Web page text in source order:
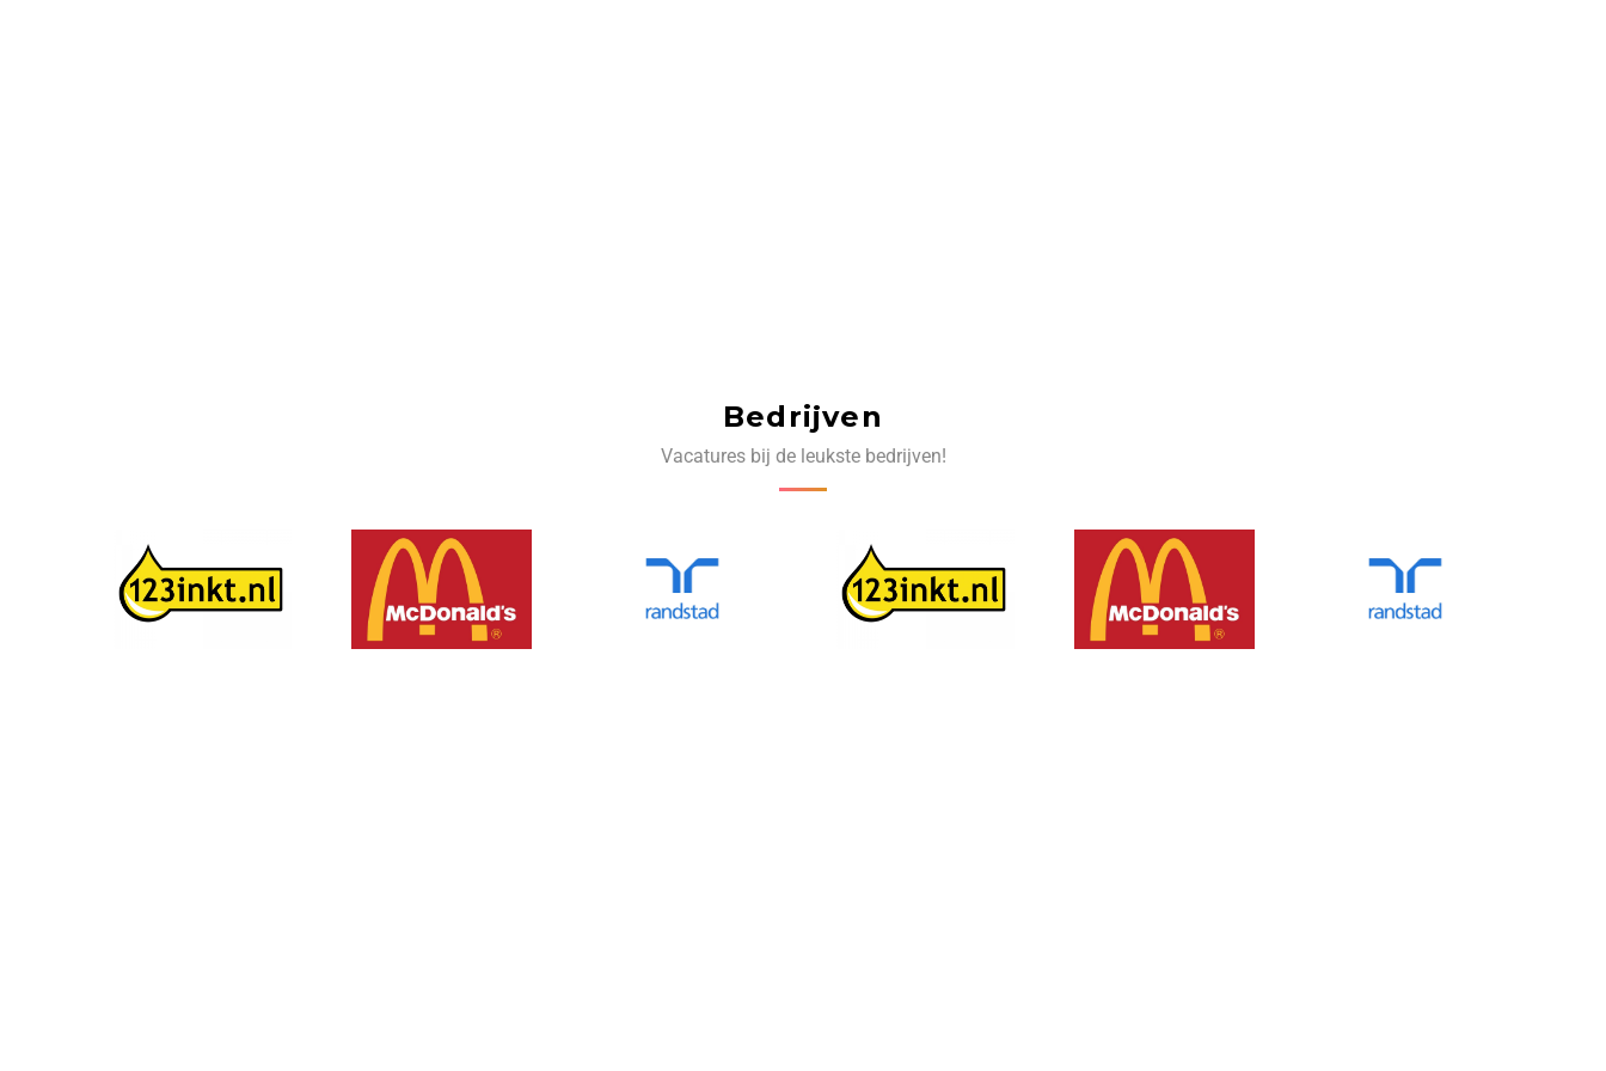
Bedrijven
Vacatures bij de leukste bedrijven!